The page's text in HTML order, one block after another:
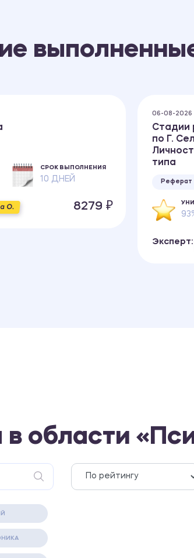
СРОК ВЫПОЛНЕНИЯ
10 ДНЕЙ
О. 8279 ₽
06-08-2026
Стадии
по Г.
типа
Реферат
Эксперт:
области